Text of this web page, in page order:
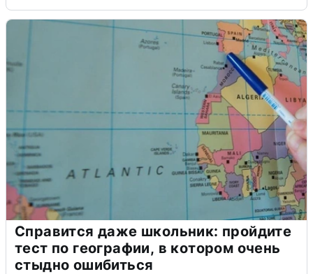
Справится даже школьник: пройдите
тест по географии, в котором очень
стыдно ошибиться